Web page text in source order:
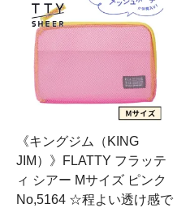
《キングジム（KING
JIM）》FLATTY フラッテ
ィ シアー Mサイズ ピンク
No,5164 ☆程よい透け感で